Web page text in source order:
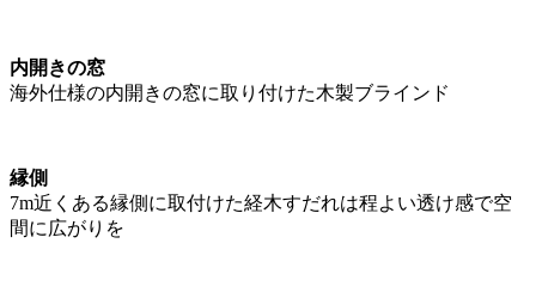
内開きの窓
海外仕様の内開きの窓に取り付けた木製ブラインド
縁側
7m近くある縁側に取付けた経木すだれは程よい透け感で空
間に広がりを